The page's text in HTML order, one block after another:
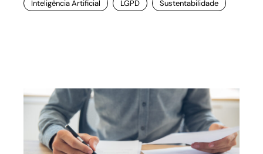
Inteligência Artificial LGPD Sustentabilidade